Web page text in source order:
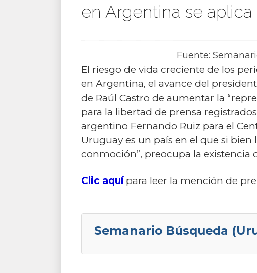
en Argentina se
Fuente:
El riesgo de vida creciente de los
en Argentina, el avance del
de Raúl Castro de aumentar la
para la libertad de prensa
argentino Fernando Ruiz para el
Uruguay es un país en el que si
conmoción”, preocupa la existencia
Clic aquípara leer la mención de
Semanario Búsqueda